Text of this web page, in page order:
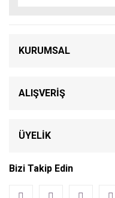
KURUMSAL
ALIŞVERİŞ
ÜYELİK
Bizi Takip Edin